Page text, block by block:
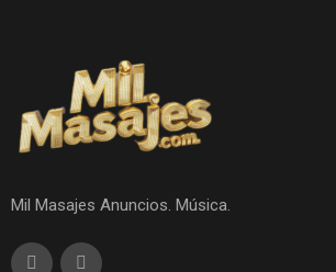
Mil Masajes Anuncios. Música.